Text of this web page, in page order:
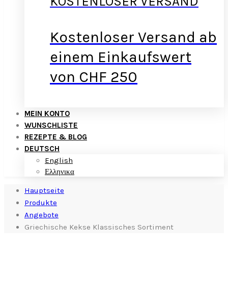
Kostenloser Versand ab
einem Einkaufswert
von CHF 250
MEIN KONTO
WUNSCHLISTE
REZEPTE & BLOG
DEUTSCH
English
Ελληνικα
Hauptseite
Produkte
Angebote
Griechische Kekse Klassisches Sortiment